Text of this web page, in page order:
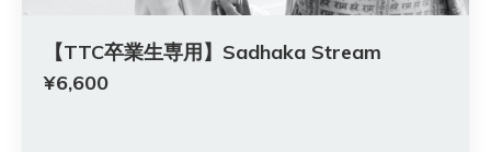
【TTC卒業生専用】Sadhaka Stream
¥6,600